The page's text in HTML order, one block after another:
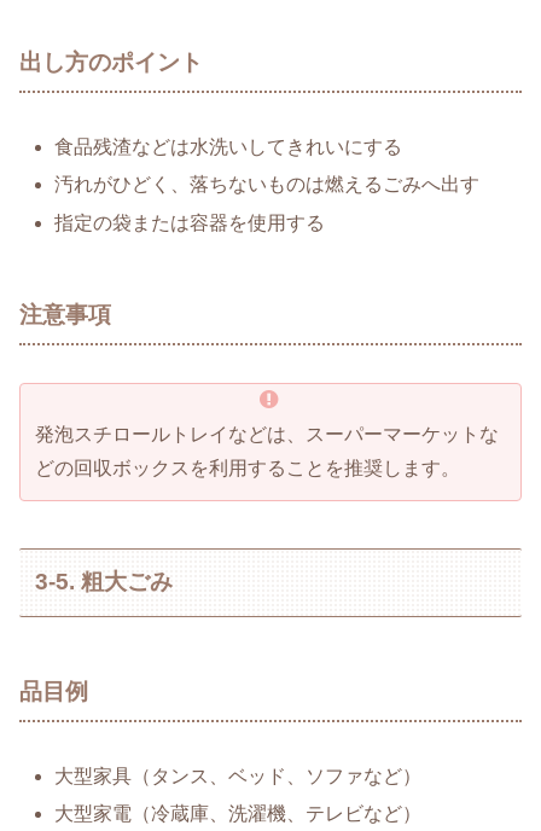
出し方のポイント
食品残渣などは水洗いしてきれいにする
汚れがひどく、落ちないものは燃えるごみへ出す
指定の袋または容器を使用する
注意事項
発泡スチロールトレイなどは、スーパーマーケットな
どの回収ボックスを利用することを推奨します。
3-5. 粗大ごみ
品目例
大型家具（タンス、ベッド、ソファなど）
大型家電（冷蔵庫、洗濯機、テレビなど）